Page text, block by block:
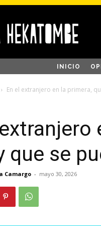
INICIO
En el extranjero en la primera,
que se
Camargo - mayo 30, 2026